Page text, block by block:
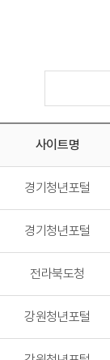
사이트명
경기청년포털
경기청년포털
전라북도청
강원청년포털